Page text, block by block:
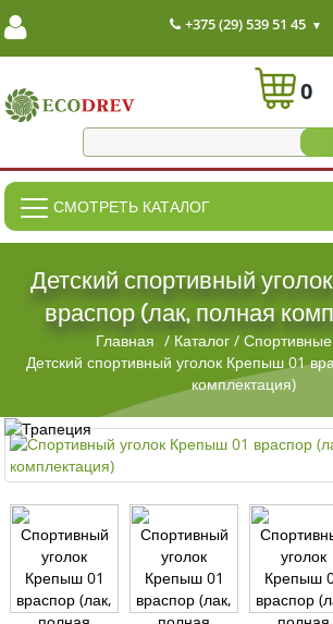
+375 (29) 539 51 45
0
СМОТРЕТЬ КАТАЛОГ
Детский спортивный
враспор (лак, полная
Главная / Каталог / Спортивные
Детский спортивный уголок Крепыш 01
комплектация)